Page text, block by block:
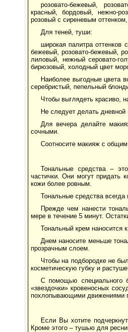
розовато-бежевый,
красный, бордовый, нежно-
розовый с сиреневым
Для теней, туши:
широкая палитра оттенков
бежевый, розовато-бежевый,
лиловый, нежный серовато-
бирюзовый, холодный цвет
Наиболее выгодные цвета
серебристый, пепельный
Чтобы выглядеть красиво,
Не следует делать
Для вечера делайте
сочными.
Соотносите макияж с
Тональные средства –
частички. Они могут придать
кожи более ровным.
Тональные средства
Прежде чем нанести
мере в течение 5 минут.
Тональный крем наносится
Днем наносите меньше
прозрачным слоем.
Чтобы на подбородке не
косметическую губку и
С помощью специального
«звездочки» кровеносных
похлопывающими движениями
Если Вы хотите
Кроме этого – тушью для